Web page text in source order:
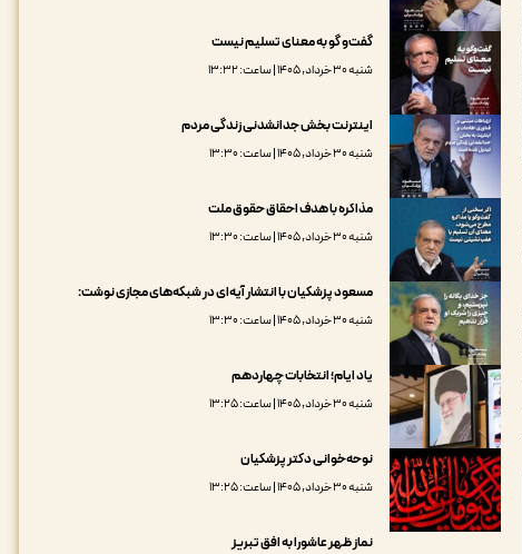
گفت‌و گو به معنای تسلیم نیست
شنبه ۳۰ خرداد, ۱۴۰۵ | ساعت: ۱۳:۳۲
اینترنت بخش جدانشدنی زندگی مردم
شنبه ۳۰ خرداد, ۱۴۰۵ | ساعت: ۱۳:۳۰
مذاکره‌ با هدف احقاق حقوق ملت
شنبه ۳۰ خرداد, ۱۴۰۵ | ساعت: ۱۳:۳۰
مسعود پزشکیان با انتشار آیه‌ای در شبکه‌های مجازی نوشت:
شنبه ۳۰ خرداد, ۱۴۰۵ | ساعت: ۱۳:۳۰
یاد ایام؛ انتخابات چهاردهم
شنبه ۳۰ خرداد, ۱۴۰۵ | ساعت: ۱۳:۲۵
نوحه‌خوانی دکتر پزشکیان
شنبه ۳۰ خرداد, ۱۴۰۵ | ساعت: ۱۳:۲۵
نماز ظهر عاشورا به افق تبریز